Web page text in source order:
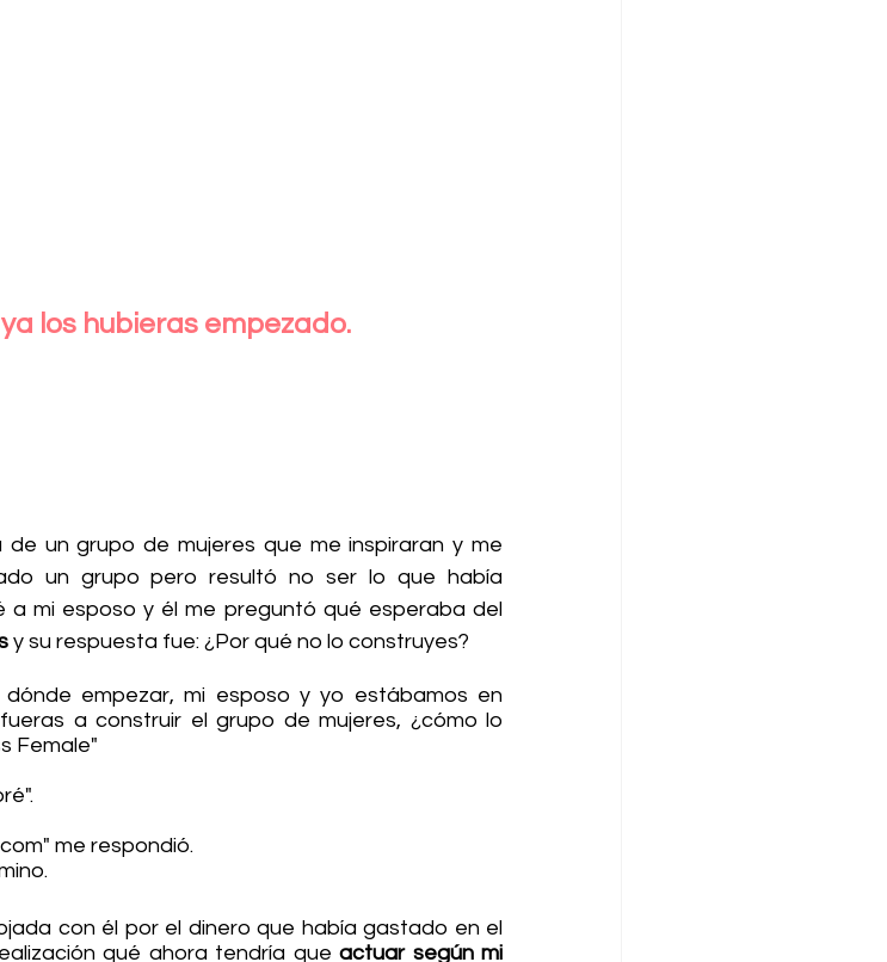
los hubieras empezado.
un grupo de mujeres que me inspiraran y me
un grupo pero resultó no ser lo que había
a mi esposo y él me preguntó qué esperaba del
y su respuesta fue: ¿Por qué no lo construyes?
empezar, mi esposo y yo estábamos en
a construir el grupo de mujeres, ¿cómo lo
Female"
me respondió.
con él por el dinero que había gastado en el
qué ahora tendría que actuar según mi